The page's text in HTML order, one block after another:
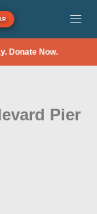
Donate Now.
Pier